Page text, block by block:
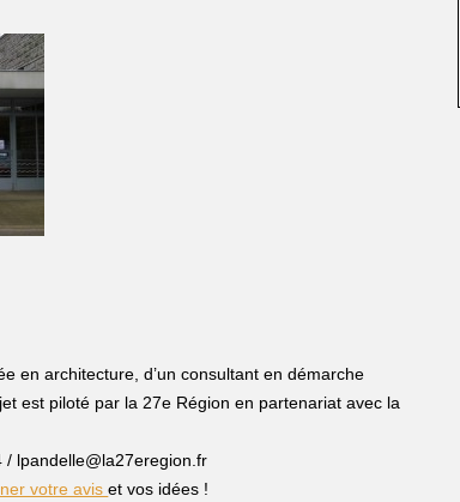
en architecture, d’un consultant en démarche
est piloté par la 27e Région en partenariat avec la
lpandelle@la27eregion.fr
votre aviset vos idées !